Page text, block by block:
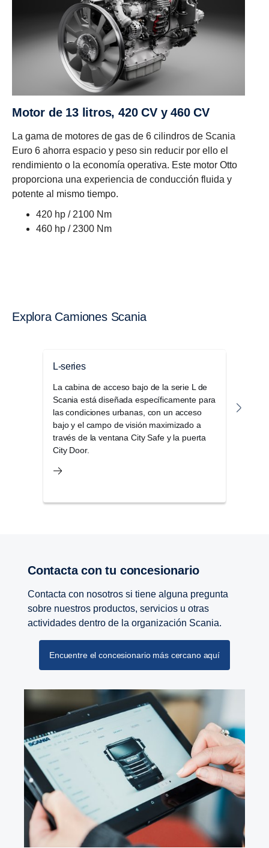
Motor de 13 litros, 420 CV y 460 CV
La gama de motores de gas de 6 cilindros de Scania
Euro 6 ahorra espacio y peso sin reducir por ello el
rendimiento o la economía operativa. Este motor Otto
proporciona una experiencia de conducción fluida y
potente al mismo tiempo.
420 hp / 2100 Nm
460 hp / 2300 Nm
Explora Camiones Scania
L-series
La cabina de acceso bajo de la serie L de
Scania está diseñada específicamente para
las condiciones urbanas, con un acceso
bajo y el campo de visión maximizado a
través de la ventana City Safe y la puerta
City Door.
Contacta con tu concesionario
Contacta con nosotros si tiene alguna pregunta
sobre nuestros productos, servicios u otras
actividades dentro de la organización Scania.
Encuentre el concesionario más cercano aquí